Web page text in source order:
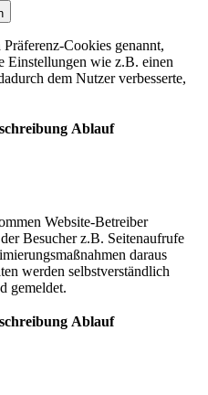
Cookies genannt,
Einstellungen wie z.B. einen
dem Nutzer verbesserte,
Ablauf
Website-Betreiber
Besucher z.B. Seitenaufrufe
daraus
werden selbstverständlich
gemeldet.
Ablauf